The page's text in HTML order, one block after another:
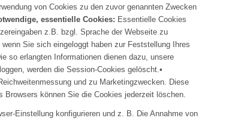
von Cookies zu den zuvor genannten Zwecken
essentielle Cookies: Essentielle Cookies
z.B. bzgl. Sprache der Webseite zu
Sie sich eingeloggt haben zur Feststellung Ihres
so erlangten Informationen dienen dazu, unsere
werden die Session-Cookies gelöscht.•
und zu Marketingzwecken. Diese
können Sie die Cookies jederzeit löschen.
Einstellung konfigurieren und z. B. Die Annahme von